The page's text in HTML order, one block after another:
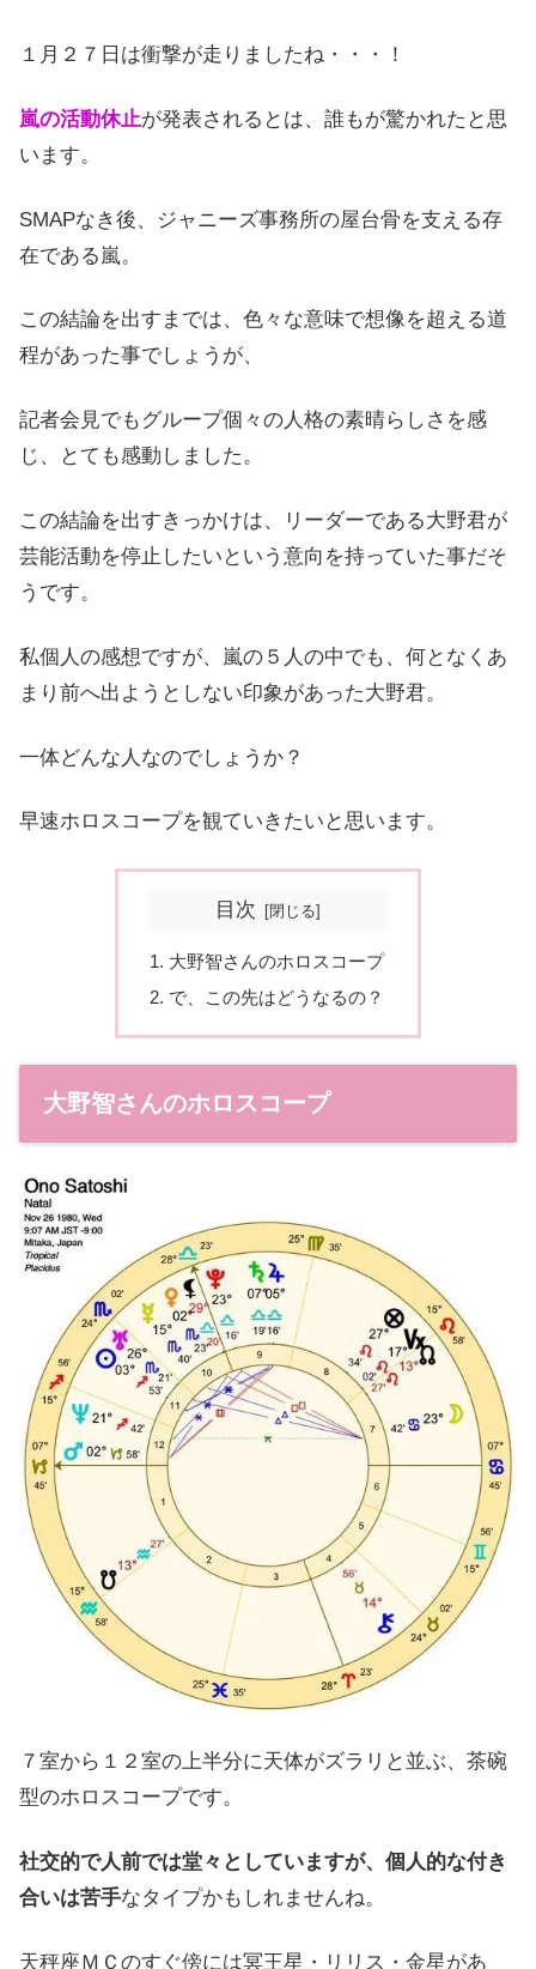
１月２７日は衝撃が走りましたね・・・！
嵐の活動休止が発表されるとは、誰もが驚かれたと思
います。
SMAPなき後、ジャニーズ事務所の屋台骨を支える存
在である嵐。
この結論を出すまでは、色々な意味で想像を超える道
程があった事でしょうが、
記者会見でもグループ個々の人格の素晴らしさを感
じ、とても感動しました。
この結論を出すきっかけは、リーダーである大野君が
芸能活動を停止したいという意向を持っていた事だそ
うです。
私個人の感想ですが、嵐の５人の中でも、何となくあ
まり前へ出ようとしない印象があった大野君。
一体どんな人なのでしょうか？
早速ホロスコープを観ていきたいと思います。
目次
大野智さんのホロスコープ
で、この先はどうなるの？
大野智さんのホロスコープ
７室から１２室の上半分に天体がズラリと並ぶ、茶碗
型のホロスコープです。
社交的で人前では堂々としていますが、個人的な付き
合いは苦手なタイプかもしれませんね。
天秤座ＭＣのすぐ傍には冥王星・リリス・金星があ